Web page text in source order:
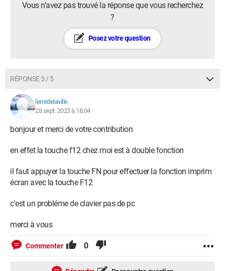
Vous n’avez pas trouvé la réponse que vous recherchez
?
Posez votre question
RÉPONSE 5 / 5
lemrdelaville
28 sept. 2023 à 18:04
bonjour et merci de votre contribution
en effet la touche f12 chez moi est à double fonction
il faut appuyer la touche FN pour effectuer la fonction imprim
écran avec la touche F12
c'est un probléme de clavier pas de pc
merci à vous
Commenter 0